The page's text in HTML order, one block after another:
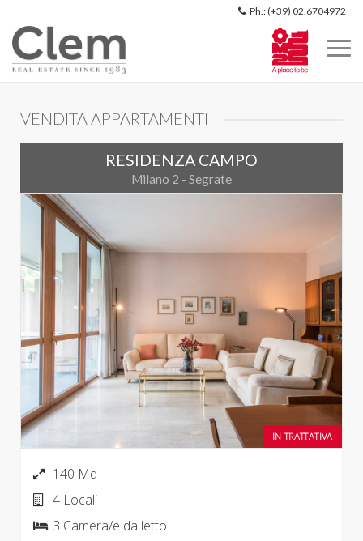
Ph.: (+39) 02.6704972
S
i
v
a
VENDITA APPARTAMENTI
RESIDENZA CAMPO
Milano 2 - Segrate
IN TRATTATIVA
140 Mq
4 Locali
3 Camera/e da letto